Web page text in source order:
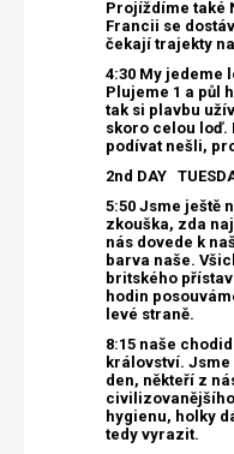
Projíždíme také
Francii se
čekají trajekty
4:30 My jedeme
Plujeme 1 a půl
tak si plavbu
skoro celou loď.
podívat nešli,
2nd DAY
5:50 Jsme ještě
zkouška, zda
nás dovede k
barva naše.
britského
hodin
levé straně.
8:15 naše
království. Jsme
den, někteří z
hygienu, holky
tedy vyrazit.